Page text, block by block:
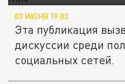
03 ИЮНЯ 19:03
Эта публикация
дискуссии среди
социальных сетей.